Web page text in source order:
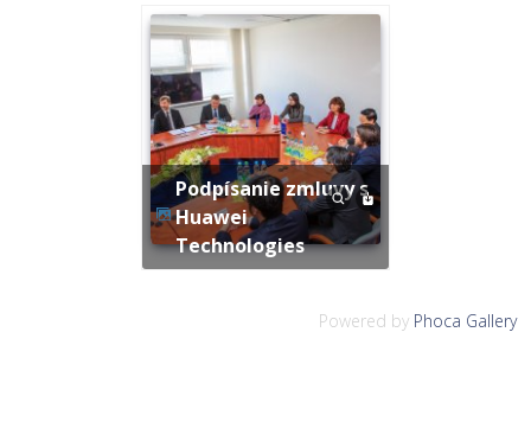
Podpísanie zmluvy s
Huawei
Technologies
Powered by Phoca Gallery